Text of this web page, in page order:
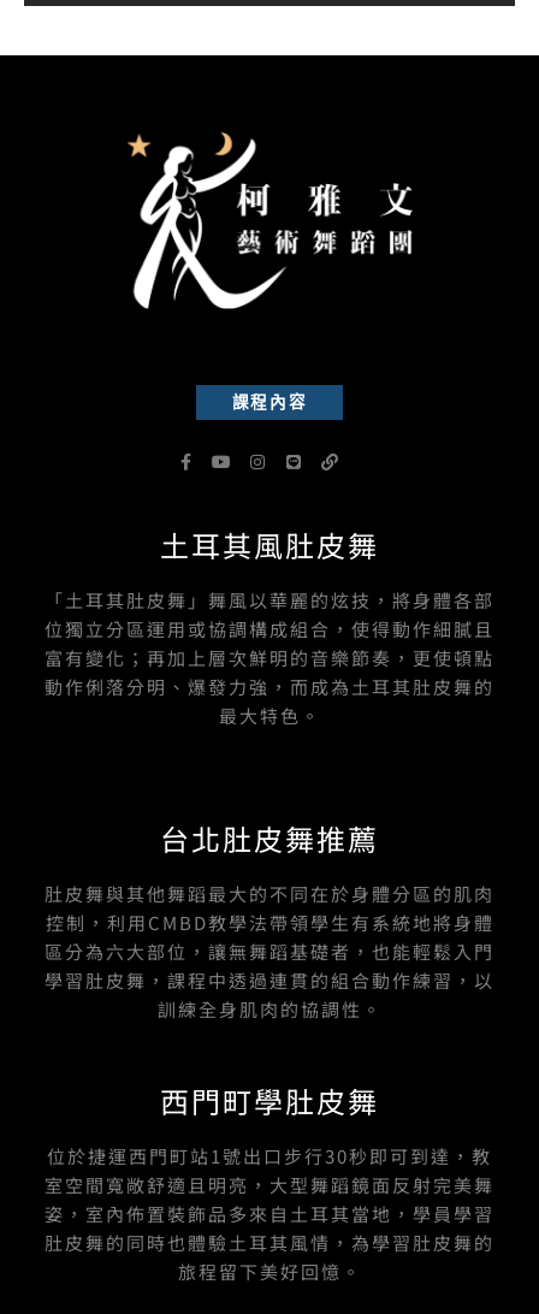
課程內容
F
a
o
o
f
Y
o
b
e
I
n
g
r
L
i
L
i
土耳其風肚皮舞
「土耳其肚皮舞」舞風以華麗的炫技，將身體各部
位獨立分區運用或協調構成組合，使得動作細膩且
富有變化；再加上層次鮮明的音樂節奏，更使頓點
動作俐落分明、爆發力強，而成為土耳其肚皮舞的
最大特色。
台北肚皮舞推薦
肚皮舞與其他舞蹈最大的不同在於身體分區的肌肉
控制，利用CMBD教學法帶領學生有系統地將身體
區分為六大部位，讓無舞蹈基礎者，也能輕鬆入門
學習肚皮舞，課程中透過連貫的組合動作練習，以
訓練全身肌肉的協調性。
西門町學肚皮舞
位於捷運西門町站1號出口步行30秒即可到達，教
室空間寬敞舒適且明亮，大型舞蹈鏡面反射完美舞
姿，室內佈置裝飾品多來自土耳其當地，學員學習
肚皮舞的同時也體驗土耳其風情，為學習肚皮舞的
旅程留下美好回憶。